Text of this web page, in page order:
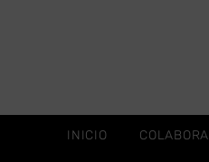
INICIO COLABORA